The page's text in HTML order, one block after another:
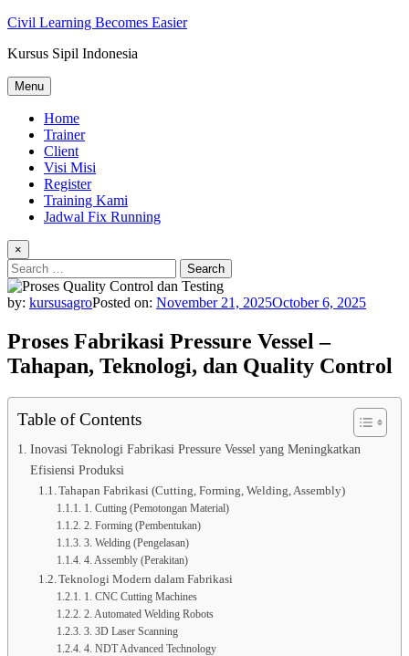
Skip
content
Civil Learning Becomes Easier
Kursus Sipil Indonesia
Menu
Home
Trainer
Client
Visi Misi
Register
Training Kami
Jadwal Fix Running
×
Search
for:
by: kursusagroPosted on: November 21, 2025October 6, 2025
Proses Fabrikasi Pressure Vessel –
Tahapan, Teknologi, dan Quality Control
Table of Contents
Inovasi Teknologi Fabrikasi Pressure Vessel yang Meningkatkan
Efisiensi Produksi
Tahapan Fabrikasi (Cutting, Forming, Welding, Assembly)
1. Cutting (Pemotongan Material)
2. Forming (Pembentukan)
3. Welding (Pengelasan)
4. Assembly (Perakitan)
Teknologi Modern dalam Fabrikasi
1. CNC Cutting Machines
2. Automated Welding Robots
3. 3D Laser Scanning
4. NDT Advanced Technology